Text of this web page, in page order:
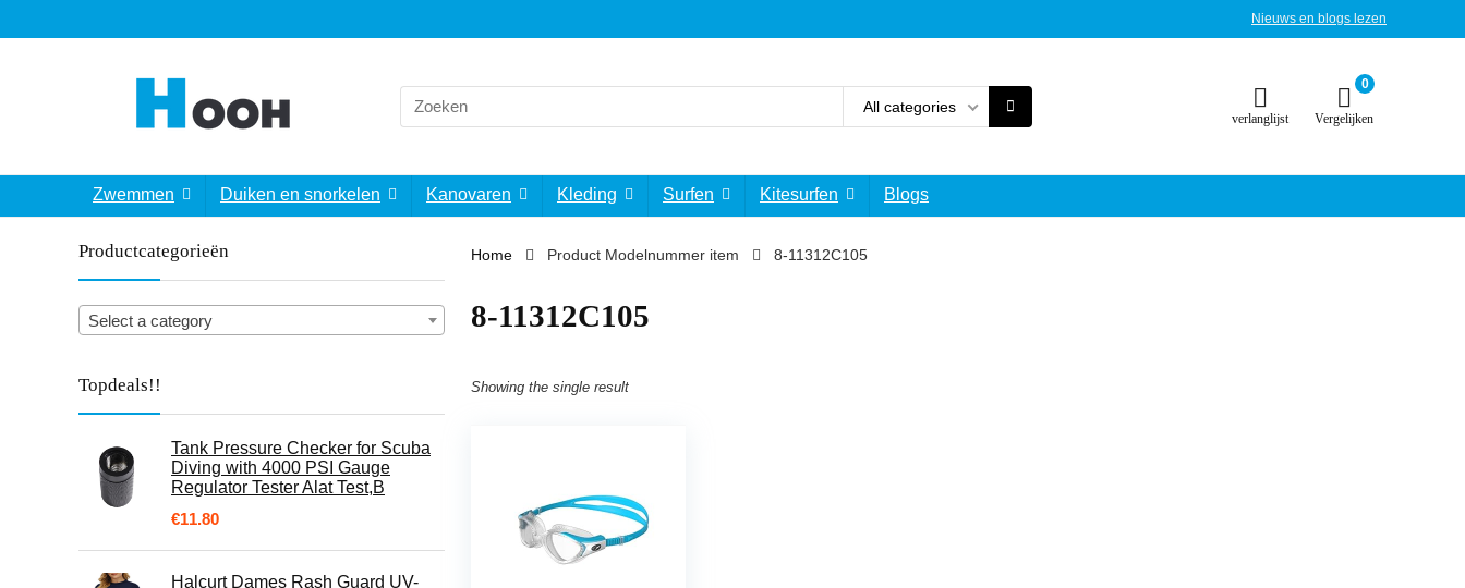
Nieuws en blogs lezen
Search
for:
All categories
verlanglijst
0
Vergelijken
Zwemmen Duiken en snorkelen Kanovaren Kleding Surfen Kitesurfen Blogs
Productcategorieën
Select a category
Topdeals!!
Tank Pressure Checker for Scuba
Diving with 4000 PSI Gauge
Regulator Tester Alat Test,B
€11.80
Halcurt Dames Rash Guard UV-
Home Product Modelnummer item ‎8-11312C105
‎8-11312C105
Showing the single result